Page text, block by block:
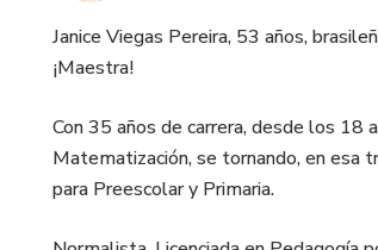
Janice Viegas Pereira, 53 años,
¡Maestra!
Con 35 años de carrera, desde los
Matematización, se tornando, en esa
para Preescolar y Primaria.